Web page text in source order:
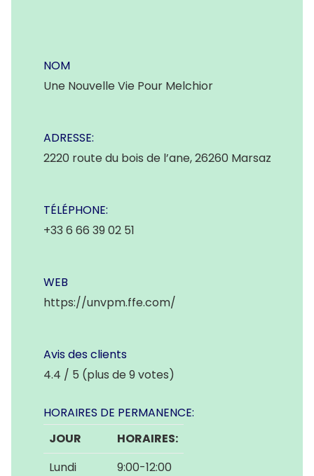
NOM
Une Nouvelle Vie Pour Melchior
ADRESSE:
2220 route du bois de l’ane, 26260 Marsaz
TÉLÉPHONE:
+33 6 66 39 02 51
WEB
https://unvpm.ffe.com/
Avis des clients
4.4 / 5 (plus de 9 votes)
HORAIRES DE PERMANENCE:
JOUR
HORAIRES:
Lundi
9:00-12:00